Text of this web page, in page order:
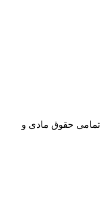
| تمامی حقوق مادی و